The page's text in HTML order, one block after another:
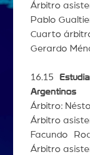
Árbitro
Pablo
Cuarto
Gerardo
16.15
Argentinos
Árbitro:
Árbitro
Facundo
Árbitro